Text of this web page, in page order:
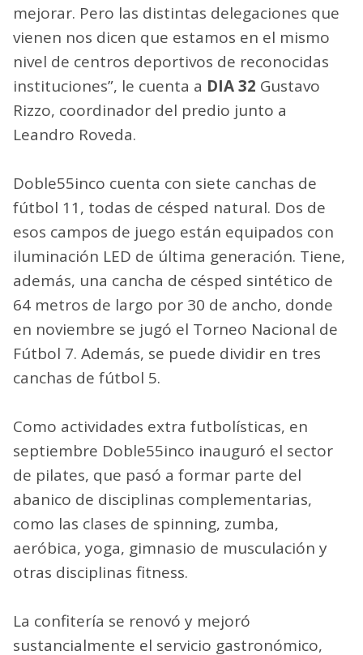
mejorar. Pero las distintas delegaciones que
vienen nos dicen que estamos en el mismo
nivel de centros deportivos de reconocidas
instituciones”, le cuenta a DIA 32 Gustavo
Rizzo, coordinador del predio junto a
Leandro Roveda.
Doble55inco cuenta con siete canchas de
fútbol 11, todas de césped natural. Dos de
esos campos de juego están equipados con
iluminación LED de última generación. Tiene,
además, una cancha de césped sintético de
64 metros de largo por 30 de ancho, donde
en noviembre se jugó el Torneo Nacional de
Fútbol 7. Además, se puede dividir en tres
canchas de fútbol 5.
Como actividades extra futbolísticas, en
septiembre Doble55inco inauguró el sector
de pilates, que pasó a formar parte del
abanico de disciplinas complementarias,
como las clases de spinning, zumba,
aeróbica, yoga, gimnasio de musculación y
otras disciplinas fitness.
La confitería se renovó y mejoró
sustancialmente el servicio gastronómico,